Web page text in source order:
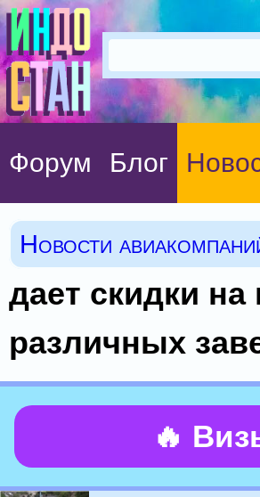
Форум Блог
Новости
дает скидки
различных
🔥